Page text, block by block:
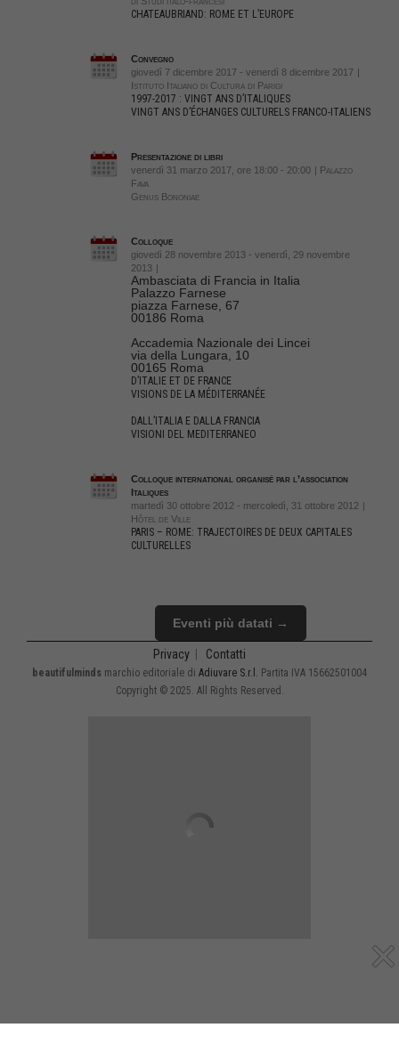
CHATEAUBRIAND: ROME ET L’EUROPE
Convegno
giovedì 7 dicembre 2017 - venerdì 8 dicembre 2017 |
Istituto Italiano di Cultura di Parigi
1997-2017 : VINGT ANS D’ITALIQUES
VINGT ANS D’ÉCHANGES CULTURELS FRANCO-ITALIENS
Presentazione di libri
venerdì 31 marzo 2017, ore 18:00 - 20:00 | Palazzo
Fava
Genus Bononiae
Colloque
giovedì 28 novembre 2013 - venerdì, 29 novembre
2013 |
Ambasciata di Francia in Italia
Palazzo Farnese
piazza Farnese, 67
00186 Roma
Accademia Nazionale dei Lincei
via della Lungara, 10
00165 Roma
D’ITALIE ET DE FRANCE
VISIONS DE LA MÉDITERRANÉE
DALL’ITALIA E DALLA FRANCIA
VISIONI DEL MEDITERRANEO
Colloque international organisé par l’association
Italiques
martedì 30 ottobre 2012 - mercoledì, 31 ottobre 2012 |
Hôtel de Ville
PARIS – ROME: TRAJECTOIRES DE DEUX CAPITALES
CULTURELLES
Eventi più datati →
Privacy Contatti
beautifulminds marchio editoriale di Adiuvare S.r.l. Partita IVA 15662501004
Copyright © 2025. All Rights Reserved.